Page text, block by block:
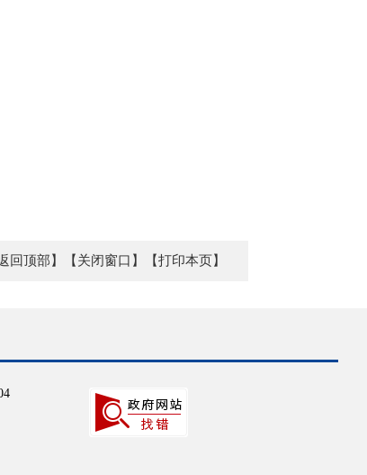
回顶部】 【关闭窗口】 【打印本页】